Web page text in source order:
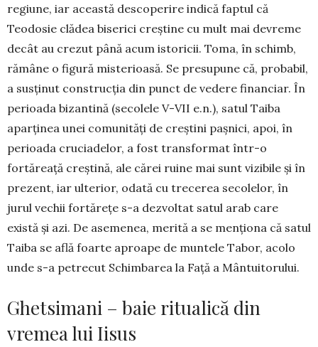
regiune, iar această descoperire indică faptul că
Teodosie clădea biserici creştine cu mult mai devreme
decât au crezut până acum istoricii. Toma, în schimb,
rămâne o figură misterioasă. Se presupune că, probabil,
a susţinut construcţia din punct de vedere financiar. În
perioada bizantină (secolele V-VII e.n.), satul Taiba
aparţinea unei comunităţi de creştini paşnici, apoi, în
perioada cruciadelor, a fost transformat într-o
fortăreaţă creş­tină, ale cărei ruine mai sunt vizibile şi în
prezent, iar ulterior, odată cu trecerea secolelor, în
jurul vechii fortăreţe s-a dezvoltat satul arab care
există şi azi. De asemenea, merită a se menţiona că satul
Taiba se află foarte aproape de muntele Tabor, acolo
unde s-a petrecut Schimbarea la Faţă a Mântuito­ru­lui.
Ghetsimani – baie ritualică din
vremea lui Iisus